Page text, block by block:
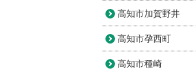
高知市加賀野井
高知市孕西町
高知市種崎